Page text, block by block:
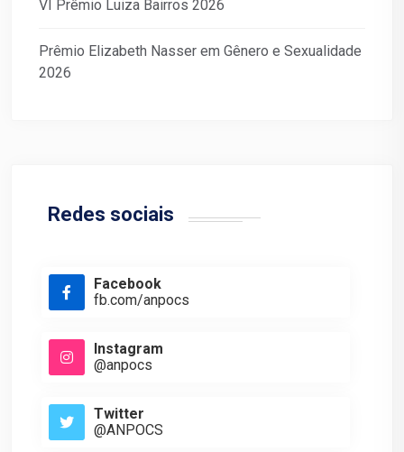
VI Prêmio Luiza Bairros 2026
Prêmio Elizabeth Nasser em Gênero e Sexualidade
2026
Redes sociais
Facebook
fb.com/anpocs
Instagram
@anpocs
Twitter
@ANPOCS